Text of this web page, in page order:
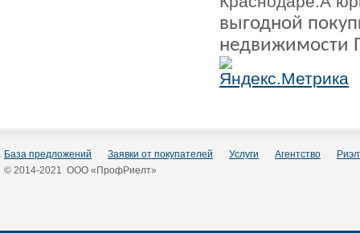
выгодной
недвижимости
База предложений Заявки от покупателей Услуги Агентство
© 2014-2021 ООО «ПрофРиелт»